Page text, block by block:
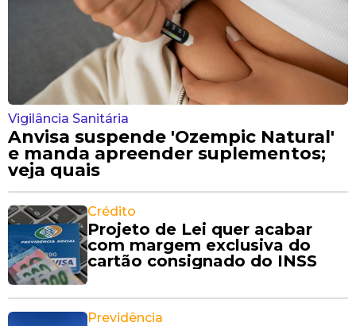
Vigilância Sanitária
Anvisa suspende 'Ozempic Natural'
e manda apreender suplementos;
veja quais
Crédito
Projeto de Lei quer acabar
com margem exclusiva do
cartão consignado do INSS
Previdência